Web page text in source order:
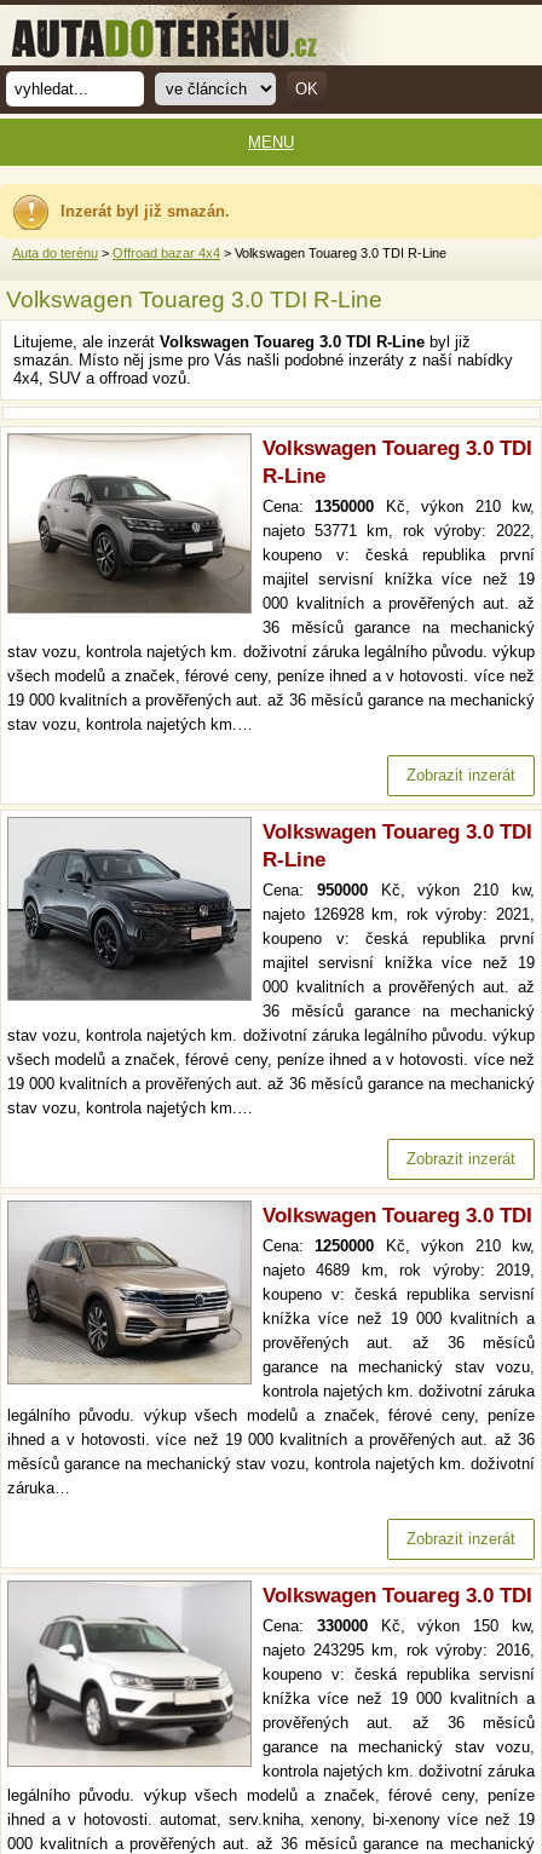
Inzerát byl již smazán.
Auta do terénu > Offroad bazar 4x4 > Volkswagen Touareg 3.0 TDI R-Line
Volkswagen Touareg 3.0 TDI R-Line
Litujeme, ale inzerát Volkswagen Touareg 3.0 TDI R-Line byl již
smazán. Místo něj jsme pro Vás našli podobné inzeráty z naší nabídky
4x4, SUV a offroad vozů.
Volkswagen Touareg 3.0 TDI
R-Line
Cena:1350000 Kč, výkon 210 kw,
najeto 53771 km, rok výroby: 2022,
koupeno v: česká republika první
majitel servisní knížka více než 19
000 kvalitních a prověřených aut. až
36 měsíců garance na mechanický
stav vozu, kontrola najetých km. doživotní záruka legálního původu. výkup
všech modelů a značek, férové ceny, peníze ihned a v hotovosti. více než
19 000 kvalitních a prověřených aut. až 36 měsíců garance na mechanický
stav vozu, kontrola najetých km.…
Zobrazit inzerát
Volkswagen Touareg 3.0 TDI
R-Line
Cena: 950000Kč, výkon 210 kw,
najeto 126928 km, rok výroby: 2021,
koupeno v: česká republika první
majitel servisní knížka více než 19
000 kvalitních a prověřených aut. až
36 měsíců garance na mechanický
stav vozu, kontrola najetých km. doživotní záruka legálního původu. výkup
všech modelů a značek, férové ceny, peníze ihned a v hotovosti. více než
19 000 kvalitních a prověřených aut. až 36 měsíců garance na mechanický
stav vozu, kontrola najetých km.…
Zobrazit inzerát
Volkswagen Touareg 3.0 TDI
Cena:1250000 Kč, výkon 210 kw,
najeto 4689 km, rok výroby: 2019,
koupeno v: česká republika servisní
knížka více než 19 000 kvalitních a
prověřených aut. až 36 měsíců
garance na mechanický stav vozu,
kontrola najetých km. doživotní záruka
legálního původu. výkup všech modelů a značek, férové ceny, peníze
ihned a v hotovosti. více než 19 000 kvalitních a prověřených aut. až 36
měsíců garance na mechanický stav vozu, kontrola najetých km. doživotní
záruka…
Zobrazit inzerát
Volkswagen Touareg 3.0 TDI
Cena: 330000Kč, výkon 150 kw,
najeto 243295 km, rok výroby: 2016,
koupeno v: česká republika servisní
knížka více než 19 000 kvalitních a
prověřených aut. až 36 měsíců
garance na mechanický stav vozu,
kontrola najetých km. doživotní záruka
legálního původu. výkup všech modelů a značek, férové ceny, peníze
ihned a v hotovosti. automat, serv.kniha, xenony, bi-xenony více než 19
000 kvalitních a prověřených aut. až 36 měsíců garance na mechanický
MENU